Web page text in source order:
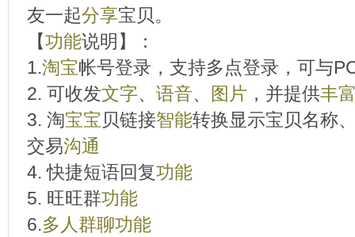
友一起分享宝贝。
【功能说明】：
1.淘宝帐号登录，支持多点登录，可与
2. 可收发文字、 语音、 图片 ，并提供丰
3. 淘宝宝 贝链接智能转换显示宝贝名称
交易沟通
4. 快捷短语回复功能
5. 旺旺群功能
6.多人 群聊功能